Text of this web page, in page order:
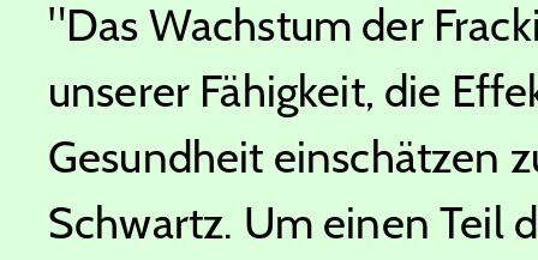
"Das Wachstum der
unserer Fähigkeit, die
Gesundheit einschätzen
Schwartz. Um einen Teil